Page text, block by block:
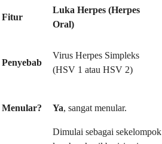
Fitur
Luka Herpes (Herpes
Oral)
Penyebab
Virus Herpes Simpleks
(HSV 1 atau HSV 2)
Menular? Ya, sangat menular.
Dimulai sebagai sekelompok